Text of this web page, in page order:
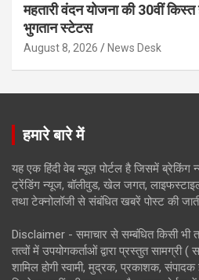
महतारी वंदन योजना की 30वीं
भुगतान स्टेटस
August 8, 2026 News Desk
हमारे बारे में
यह एक हिंदी वेब न्यूज़ पोर्टल है जिसमें ब्रेकिंग
ट्रेंडिंग न्यूज, बॉलीवुड, खेल जगत,
तथा टेक्नोलॉजी से संबंधित खबरें पोस्ट की
Disclaimer - समाचार से सम्बंधित किसी
तत्वों में उपयोगकर्ताओं द्वारा प्रस्तुत सामग्री (
शामिल होगी स्वामी, मुद्रक, प्रकाशक,